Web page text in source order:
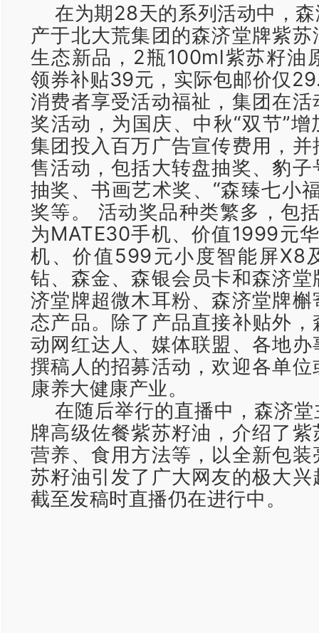
在为期28天的系列活动中，
产于北大荒集团的森济堂牌紫
生态新品，2瓶100ml紫苏籽油
领券补贴39元，实际包邮价仅
消费者享受活动福祉，集团在
奖活动，为国庆、中秋“双节”
集团投入百万广告宣传费用，
售活动，包括大转盘抽奖、豹
抽奖、书画艺术奖、“森臻七小
奖等。 活动奖品种类繁多，包
为MATE30手机、价值1999元
机、价值599元小度智能屏X8
钻、森金、森银会员卡和森济
济堂牌超微木耳粉、森济堂牌
态产品。除了产品直接补贴外
动网红达人、媒体联盟、各地
撰稿人的招募活动，欢迎各单
康养大健康产业。
在随后举行的直播中，森济
牌高级佐餐紫苏籽油，介绍了
营养、食用方法等，以全新包
苏籽油引发了广大网友的极大
截至发稿时直播仍在进行中。